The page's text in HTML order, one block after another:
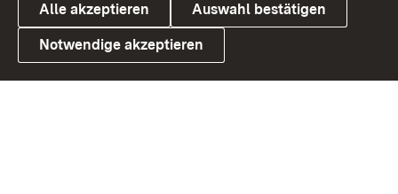
Link zum Landesportal
Alle akzeptieren Auswahl bestätigen
Notwendige akzeptieren